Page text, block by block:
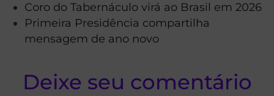
Coro do Tabernáculo virá ao Brasil em 2026
Primeira Presidência compartilha
mensagem de ano novo
Deixe seu comentário